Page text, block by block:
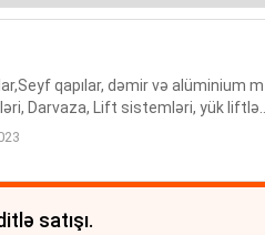
qapılar, dəmir və alüminium m
Darvaza, Lift sistemləri, yük liftlər
park bariyerl...
satışı.